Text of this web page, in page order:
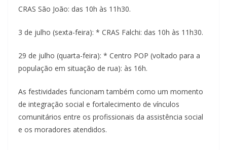
CRAS São João: das 10h às 11h30.
3 de julho (sexta-feira): * CRAS Falchi: das 10h às 11h30.
29 de julho (quarta-feira): * Centro POP (voltado para a
população em situação de rua): às 16h.
As festividades funcionam também como um momento
de integração social e fortalecimento de vínculos
comunitários entre os profissionais da assistência social
e os moradores atendidos.